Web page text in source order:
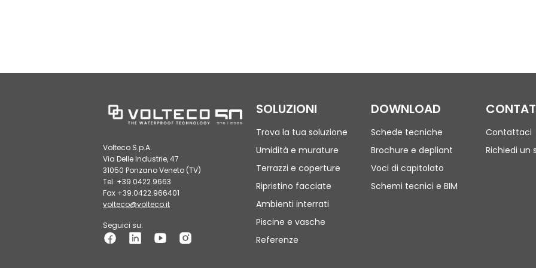
Volteco S.p.A.
Via Delle Industrie, 47
31050 Ponzano Veneto (TV)
Tel. +39.0422.9663
Fax +39.0422.966401
volteco@volteco.it
Seguici su:
SOLUZIONI
Trova la tua soluzione
Umidità e murature
Terrazzi e coperture
Ripristino facciate
Ambienti interrati
Piscine e vasche
Referenze
DOWNLOAD
Schede tecniche
Brochure e depliant
Voci di capitolato
Schemi tecnici e BIM
Contattaci
Richiedi un